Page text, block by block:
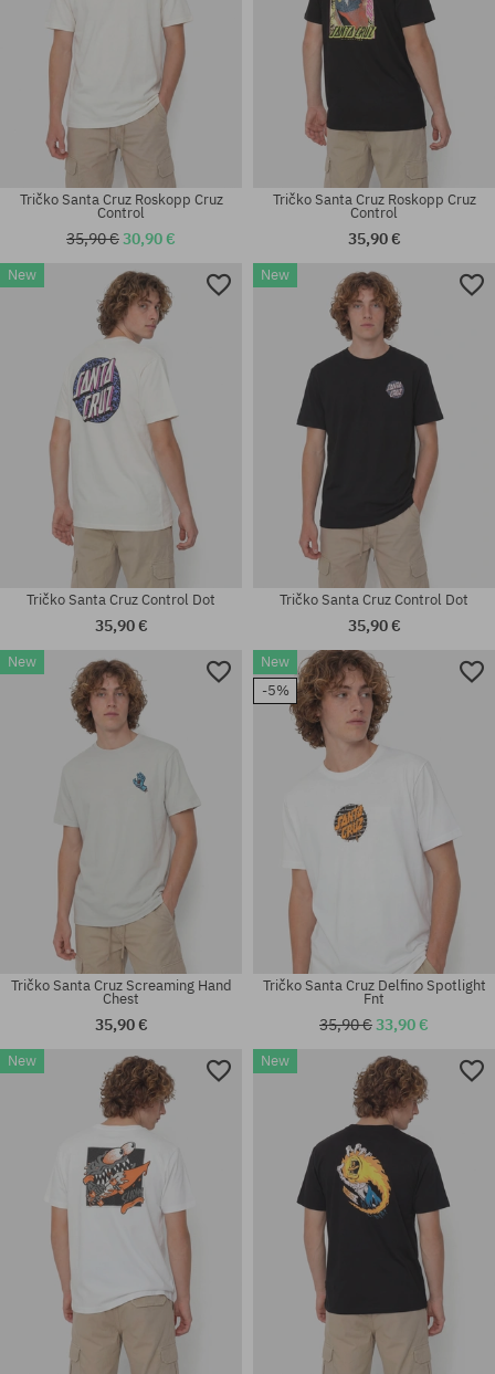
Dostupné veľkosti:
Dostupné veľkosti:
Dostupné veľkosti:
M; L; XL; XXL
Tričko Santa Cruz Roskopp Cruz
Control
35,90 €30,90 €
Dostupné veľkosti:
M; L; XL; XXL
Tričko Santa Cruz Roskopp Cruz
Control
35,90 €
New
Dostupné veľkosti:
Tričko Santa Cruz Control Dot
35,90 €
New
Dostupné veľkosti:
Tričko Santa Cruz Control Dot
35,90 €
New
Tričko Santa Cruz Screaming Hand
Chest
35,90 €
New
-5%
Tričko Santa Cruz Delfino Spotlight
Fnt
35,90 €33,90 €
New New